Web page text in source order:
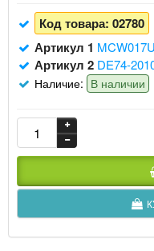
Код товара: 02780
Артикул 1
Артикул 2 DE74-
Наличие: В наличии